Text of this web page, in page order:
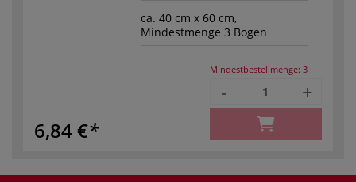
ca. 40 cm x 60 cm,
Mindestmenge 3 Bogen
6,84 €
Mindestbestellmenge: 3
- +